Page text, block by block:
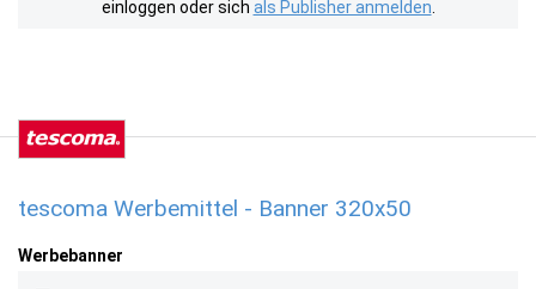
einloggen oder sich als Publisher anmelden
tescoma Werbemittel - Banner 320x50
Werbebanner